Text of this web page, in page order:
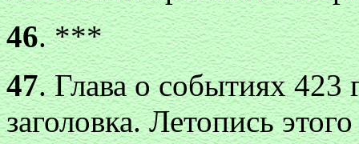
46. ***
47. Глава о событиях 423
заголовка. Летопись